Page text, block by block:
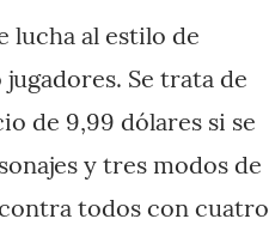
lucha al estilo de
Se trata de
de 9,99 dólares si se
y tres modos de
todos con cuatro